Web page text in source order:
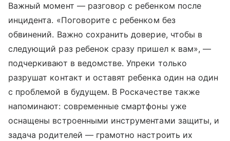
Важный момент — разговор с ребенком после
инцидента. «Поговорите с ребенком без
обвинений. Важно сохранить доверие, чтобы в
следующий раз ребенок сразу пришел к вам», —
подчеркивают в ведомстве. Упреки только
разрушат контакт и оставят ребенка один на один
с проблемой в будущем. В Роскачестве также
напоминают: современные смартфоны уже
оснащены встроенными инструментами защиты, и
задача родителей — грамотно настроить их